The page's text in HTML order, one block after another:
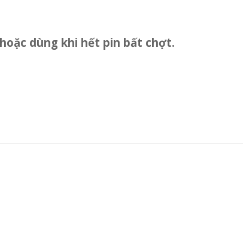
dùng khi hết pin bất chợt.